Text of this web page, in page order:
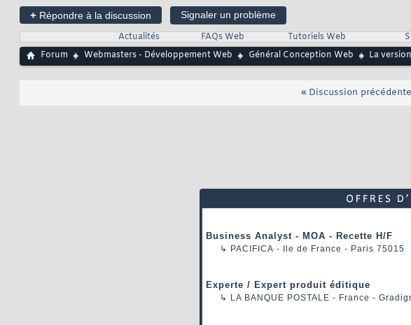
+ Répondre à la discussion
Signaler un problème
Actualités
FAQs Web Tutoriels Web
Forum
Webmasters - Développement Web Général Conception Web La
« Discussion précédente
Business Analyst - MOA - Recette H/F
↳ PACIFICA - Ile de France - Paris 75015
Experte / Expert produit éditique
↳ LA BANQUE POSTALE - France -